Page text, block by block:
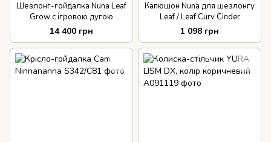
Шезлонг-гойдалка Nuna Leaf
Grow c ігровою дугою
14 400 грн
Капюшон Nuna для шезлонгу
Leaf / Leaf Curv Cinder
1 098 грн